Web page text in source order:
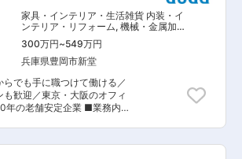
及びメンテナンスまで御提
。 ◇創業70年で培った技術
ております ◇田舎でリ
でスローライフを満喫しな
ない洗練されたクオリティ
出来、プライベートもビジ
る事が可能です 変更の範
務
流れ： ・
計ソフトの使い方に慣れてい
件から図の作成の練習を半
す。 ・徐々に先輩社員の案
作補助からスタート、一年
お一人でお客様をご担当い
名とパートの女性の方の二
導してくださりますので安心
家具・インテリア・生活雑貨 内装・イ
ンテリア・リフォーム, 機械・金属加工
組立・その他製造職
300万円~549万円
兵庫県豊岡市新堂
でも手に職つけて働ける／
歓迎／東京・大阪のオフィ
老舗安定企業 ■業務内